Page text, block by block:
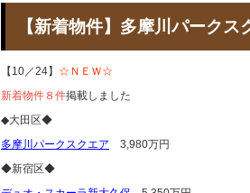
【新着物件】多摩川パー
【10／24】 ☆ＮＥＷ☆
新着物件８件掲載しました
◆大田区◆
多摩川パークスクエア 3,980万円
◆新宿区◆